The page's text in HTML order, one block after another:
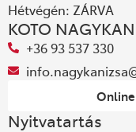
Hétvégén: ZÁRVA
KOTO
+36 93 537 330
Nyitvatartás